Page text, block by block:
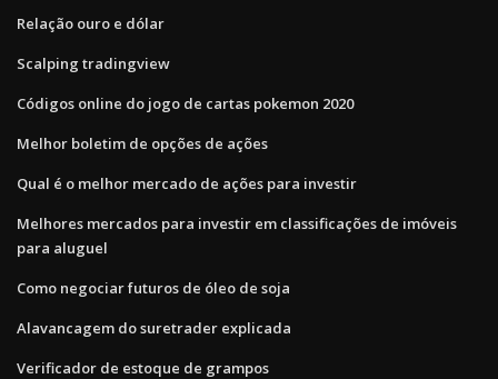
Relação ouro e dólar
Scalping tradingview
Códigos online do jogo de cartas pokemon 2020
Melhor boletim de opções de ações
Qual é o melhor mercado de ações para investir
Melhores mercados para investir em classificações de imóveis
para aluguel
Como negociar futuros de óleo de soja
Alavancagem do suretrader explicada
Verificador de estoque de grampos